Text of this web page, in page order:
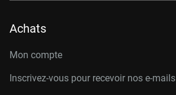
Achats
Mon compte
Inscrivez-vous pour recevoir nos e-mails